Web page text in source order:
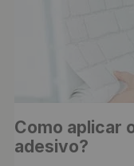
Como aplicar
adesivo?